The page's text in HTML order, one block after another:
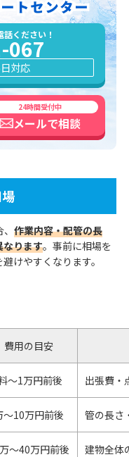
ください！
067
対応
24時間受付中
メールで相談
作業内容・配管の長
なります。事前に相場を
けやすくなります。
費用の目安
〜1万円前後 出張費・
〜10万円前後 管の長さ
〜40万円前後 建物全体